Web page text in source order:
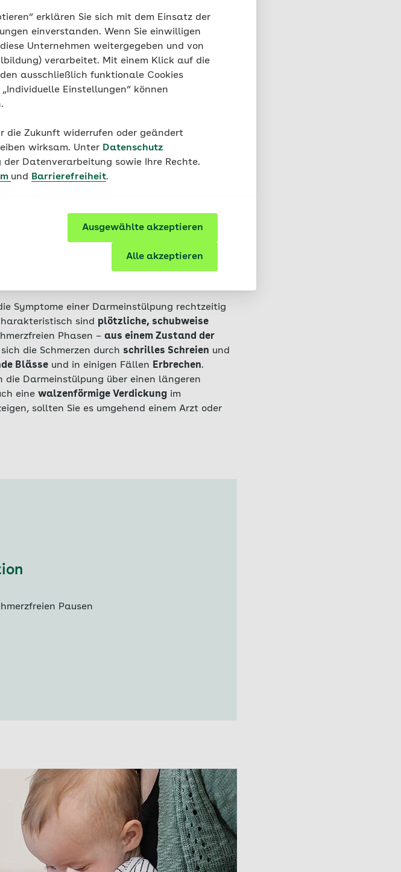
erklären Sie sich mit dem Einsatz der
einverstanden. Wenn Sie einwilligen
Unternehmen weitergegeben und von
verarbeitet. Mit einem Klick auf die
ausschließlich funktionale Cookies
Einstellungen“ können
die Zukunft widerrufen oder geändert
wirksam. Unter Datenschutz
Datenverarbeitung sowie Ihre Rechte.
und Barrierefreiheit.
Ausgewählte akzeptieren
Alle akzeptieren
unterschiedliche Formen der
ein (liegt in mehr als 80 Prozent
(selten)
bei Babys und
Symptome einer Darmeinstülpung rechtzeitig
sind plötzliche, schubweise
Phasen – aus einem Zustand der
die Schmerzen durch schrilles Schreien und
Blässe und in einigen Fällen Erbrechen.
Darmeinstülpung über einen längeren
eine walzenförmige Verdickung im
sollten Sie es umgehend einem Arzt oder
Pausen